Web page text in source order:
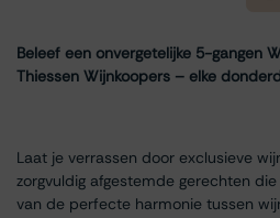
Beleef een onvergetelijke 5-gangen
Thiessen Wijnkoopers – elke
Laat je verrassen door exclusieve
zorgvuldig afgestemde gerechten
van de perfecte harmonie tussen